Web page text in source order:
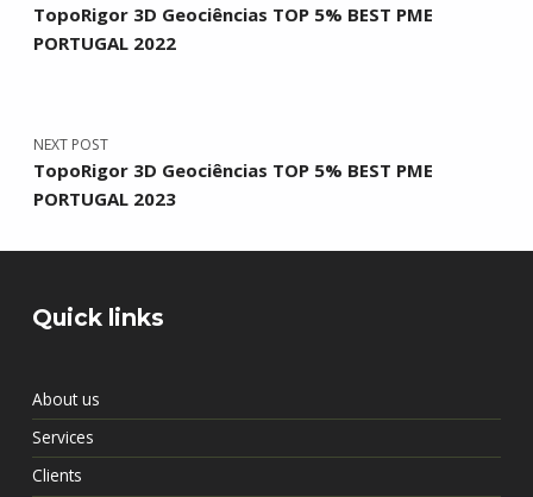
TopoRigor 3D Geociências TOP 5% BEST PME
PORTUGAL 2022
NEXT POST
TopoRigor 3D Geociências TOP 5% BEST PME
PORTUGAL 2023
Quick links
About us
Services
Clients